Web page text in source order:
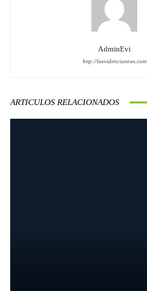
AdminEvi
http://laevidencianews.com
ARTICULOS RELACIONADOS